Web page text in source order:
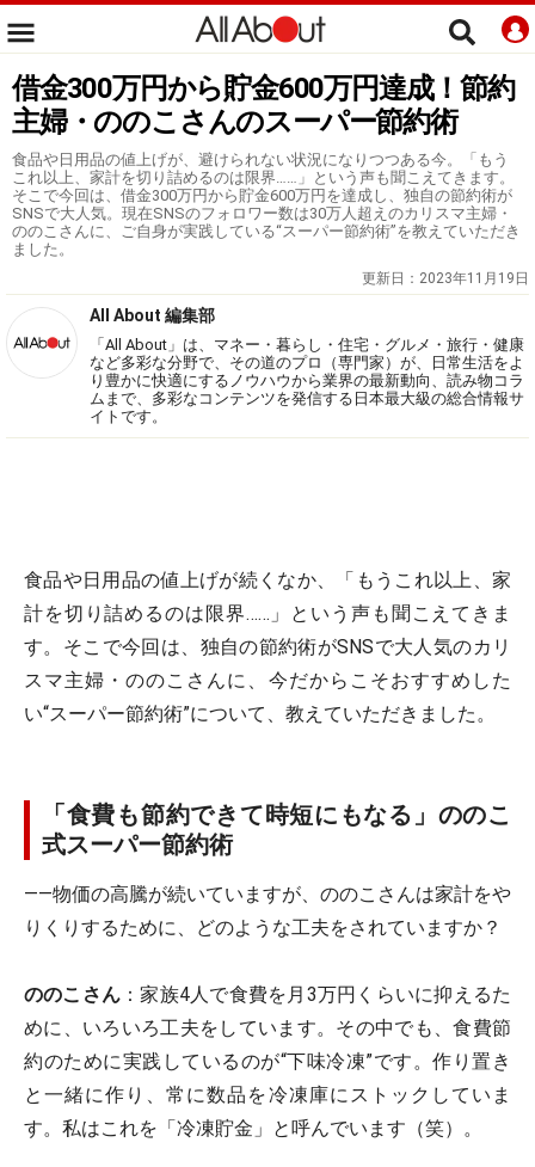
借金300万円から貯金600万円達成！節約
主婦・ののこさんのスーパー節約術
食品や日用品の値上げが、避けられない状況になりつつある今。「もう
これ以上、家計を切り詰めるのは限界……」という声も聞こえてきます。
そこで今回は、借金300万円から貯金600万円を達成し、独自の節約術が
SNSで大人気。現在SNSのフォロワー数は30万人超えのカリスマ主婦・
ののこさんに、ご自身が実践している“スーパー節約術”を教えていただき
ました。
更新日： 2023年11月19日
All About 編集部
「All About」は、マネー・暮らし・住宅・グルメ・旅行・健康
など多彩な分野で、その道のプロ（専門家）が、日常生活をよ
り豊かに快適にするノウハウから業界の最新動向、読み物コラ
ムまで、多彩なコンテンツを発信する日本最大級の総合情報サ
イトです。
食品や日用品の値上げが続くなか、「もうこれ以上、家
計を切り詰めるのは限界……」という声も聞こえてきま
す。そこで今回は、独自の節約術がSNSで大人気のカリ
スマ主婦・ののこさんに、今だからこそおすすめした
い“スーパー節約術”について、教えていただきました。
「食費も節約できて時短にもなる」ののこ
式スーパー節約術
――物価の高騰が続いていますが、ののこさんは家計をや
りくりするために、どのような工夫をされていますか？
ののこさん ：家族4人で食費を月3万円くらいに抑えるた
めに、いろいろ工夫をしています。その中でも、食費節
約のために実践しているのが“下味冷凍”です。作り置き
と一緒に作り、常に数品を冷凍庫にストックしていま
す。私はこれを「冷凍貯金」と呼んでいます（笑）。